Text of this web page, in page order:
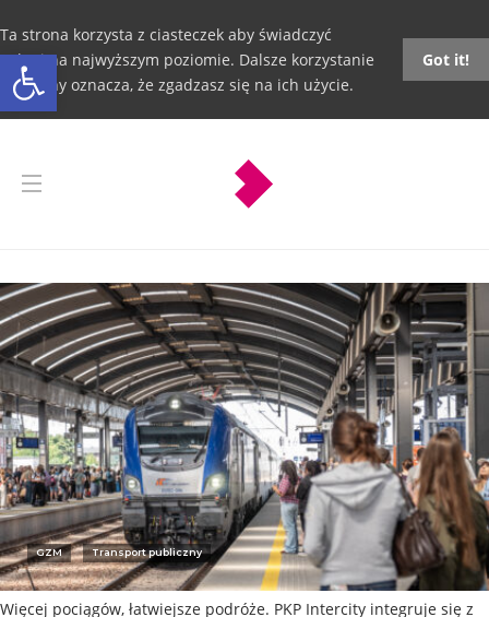
Otwórz pasek narzędzi
Ta strona korzysta z ciasteczek aby świadczyć
usługi na najwyższym poziomie. Dalsze korzystanie
ze strony oznacza, że zgadzasz się na ich użycie.
Got it!
GZM Transport publiczny
Więcej pociągów, łatwiejsze podróże. PKP Intercity integruje się z